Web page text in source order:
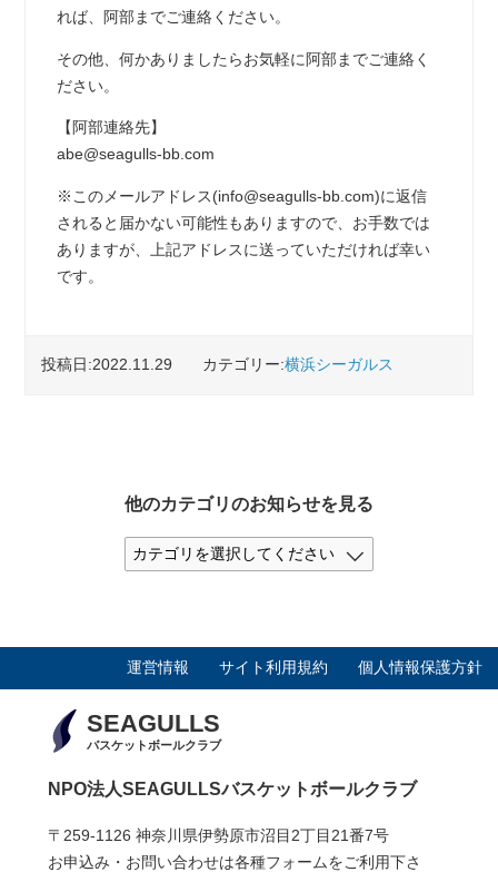
れば、阿部までご連絡ください。
その他、何かありましたらお気軽に阿部までご連絡く
ださい。
【阿部連絡先】
abe@seagulls-bb.com
※このメールアドレス(info@seagulls-bb.com)に返信
されると届かない可能性もありますので、お手数では
ありますが、上記アドレスに送っていただければ幸い
です。
投稿日:2022.11.29 カテゴリー:横浜シーガルス
他のカテゴリのお知らせを見る
運営情報 サイト利用規約 個人情報保護方針
SEAGULLS
バスケットボールクラブ
NPO法人SEAGULLSバスケットボールクラブ
〒259-1126 神奈川県伊勢原市沼目2丁目21番7号
お申込み・お問い合わせは各種フォームをご利用下さ